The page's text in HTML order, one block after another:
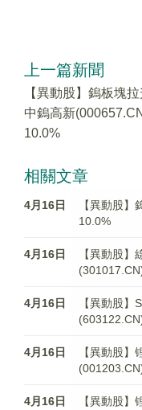
上一篇新聞
【異動股】鎢板塊拉
中鎢高新
10.0%
相關文章
4月16日
【異動股
10.0%
4月16日
【異動股
4月16日
【異動股
4月16日
【異動股
4月16日
【異動股